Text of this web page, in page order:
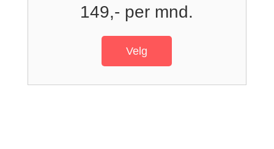
149,- per mnd.
Velg